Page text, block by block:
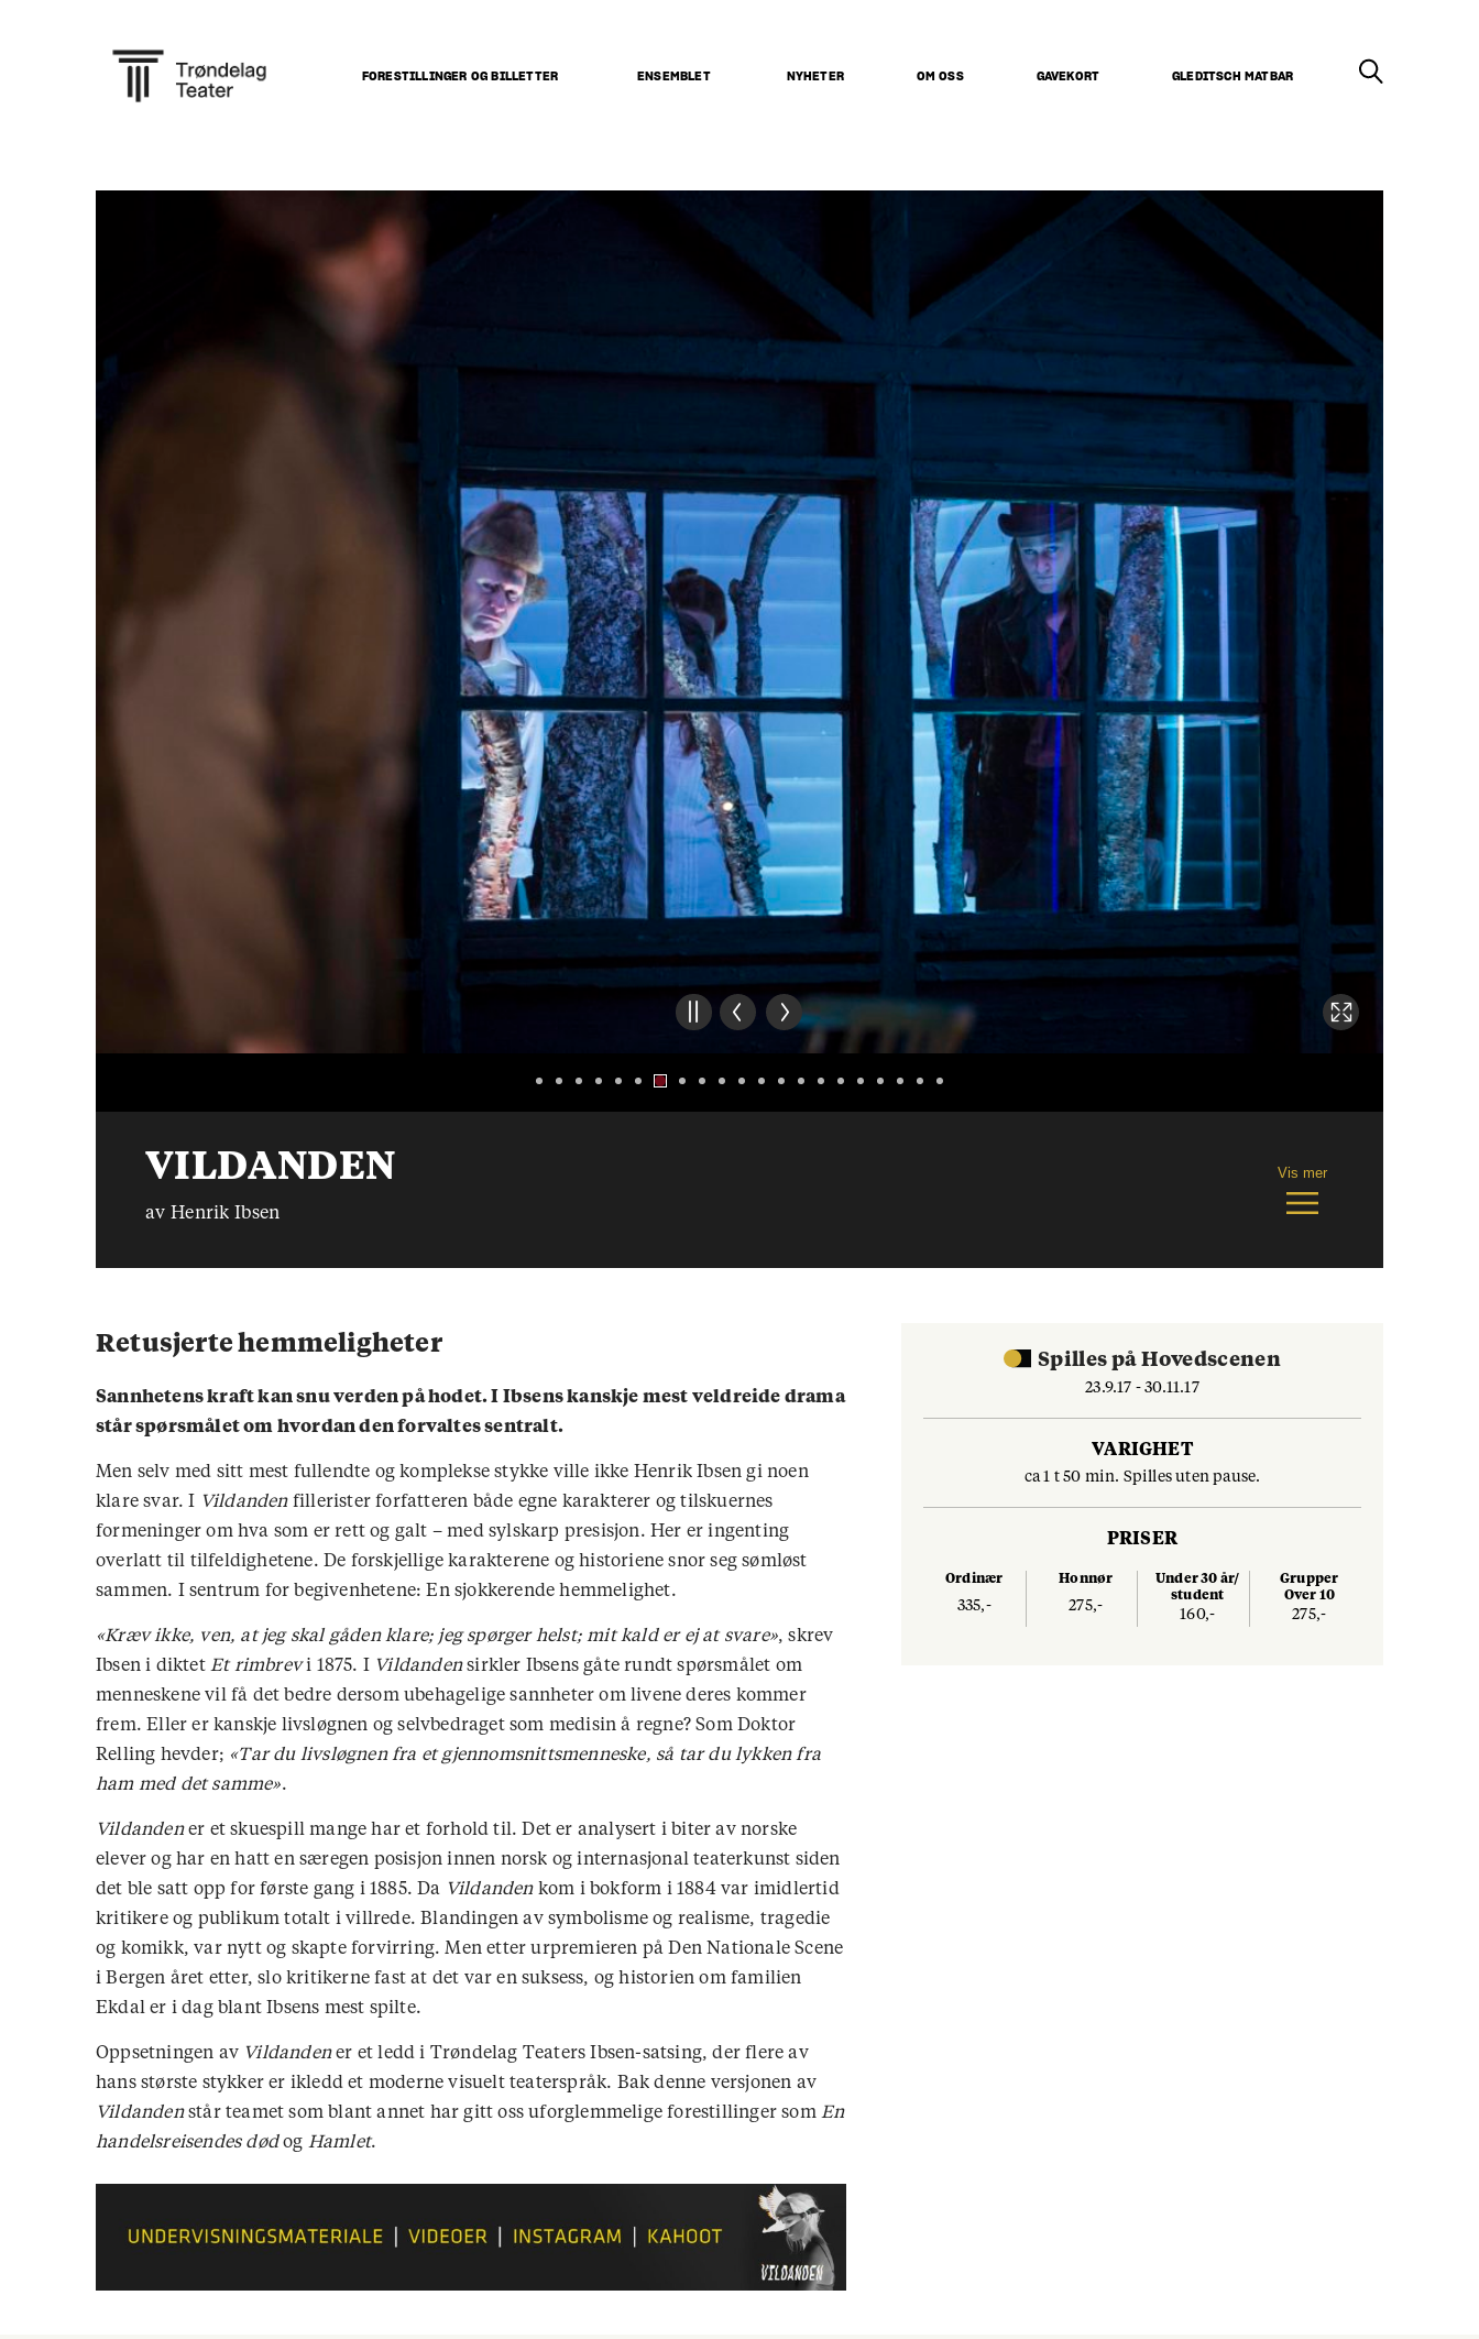
FORESTILLINGER OG BILLETTER ENSEMBLET NYHETER OM OSS GAVEKORT GLEDITSCH MATBAR
VILDANDEN
av Henrik Ibsen
Vis mer
Spilles på Hovedscenen
23.9.17 - 30.11.17
VARIGHET
ca 1 t 50 min. Spilles uten pause.
PRISER
Ordinær
335,-
Honnør
275,-
Under 30 år/
student
160,-
Grupper
Over 10
275,-
Retusjerte hemmeligheter
Sannhetens kraft kan snu verden på hodet. I Ibsens kanskje mest veldreide drama
står spørsmålet om hvordan den forvaltes sentralt.
Men selv med sitt mest fullendte og komplekse stykke ville ikke Henrik Ibsen gi noen
klare svar. I
Vildandenfillerister forfatteren både egne karakterer og tilskuernes
formeninger om hva som er rett og galt – med sylskarp presisjon. Her er ingenting
overlatt til tilfeldighetene. De forskjellige karakterene og historiene snor seg sømløst
sammen. I sentrum for begivenhetene: En sjokkerende hemmelighet.
«Kræv ikke, ven, at jeg skal gåden klare; jeg spørger helst; mit kald er ej at svare», skrev
Ibsen i diktet Et rimbrevi 1875. I Vildandensirkler Ibsens gåte rundt spørsmålet om
menneskene vil få det bedre dersom ubehagelige sannheter om livene deres kommer
frem. Eller er kanskje livsløgnen og selvbedraget som medisin å regne? Som Doktor
Relling hevder; «Tar du livsløgnen fra et gjennomsnittsmenneske, så tar du lykken fra
ham med det samme».
Vildandener et skuespill mange har et forhold til. Det er analysert i biter av norske
elever og har en hatt en særegen posisjon innen norsk og internasjonal teaterkunst siden
det ble satt opp for første gang i 1885. Da Vildandenkom i bokform i 1884 var imidlertid
kritikere og publikum totalt i villrede. Blandingen av symbolisme og realisme, tragedie
og komikk, var nytt og skapte forvirring. Men etter urpremieren på Den Nationale Scene
i Bergen året etter, slo kritikerne fast at det var en suksess, og historien om familien
Ekdal er i dag blant Ibsens mest spilte.
Oppsetningen av Vildandener et ledd i Trøndelag Teaters Ibsen-satsing, der flere av
hans største stykker er ikledd et moderne visuelt teaterspråk. Bak denne versjonen av
Vildandenstår teamet som blant annet har gitt oss uforglemmelige forestillinger som En
handelsreisendes dødog Hamlet.